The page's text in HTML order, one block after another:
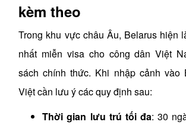
kèm theo
Trong khu vực châu Âu, Belarus hiện
nhất miễn visa cho công dân Việt
sách chính thức. Khi nhập cảnh vào
Việt cần lưu ý các quy định sau:
Thời gian lưu trú tối đa: 30